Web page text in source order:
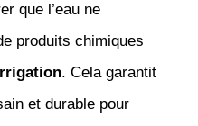
que l’eau ne
produits chimiques
. Cela garantit
et durable pour